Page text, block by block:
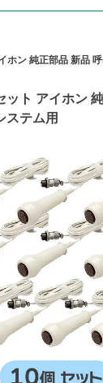
ホン 純正部品 新品
ット アイホン
ステム用